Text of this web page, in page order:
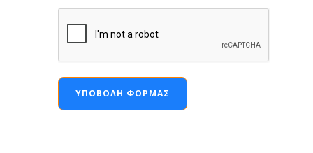
ΥΠΟΒΟΛΉ ΦΌΡΜΑΣ